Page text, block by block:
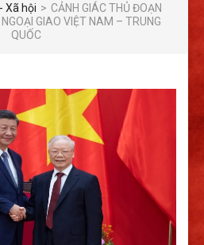
Xã hội > CẢNH GIÁC THỦ ĐOẠN
GIAO VIỆT NAM – TRUNG
QUỐC